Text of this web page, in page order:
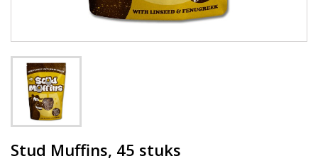
Stud Muffins, 45 stuks